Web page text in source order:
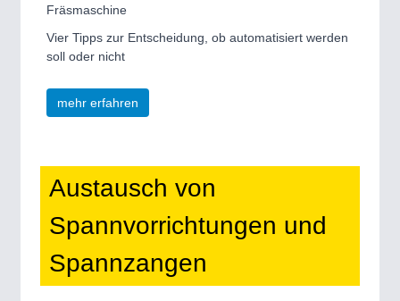
Fräsmaschine
Vier Tipps zur Entscheidung, ob automatisiert werden
soll oder nicht
mehr erfahren
Austausch von
Spannvorrichtungen und
Spannzangen